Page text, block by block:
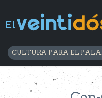
CULTURA PARA EL